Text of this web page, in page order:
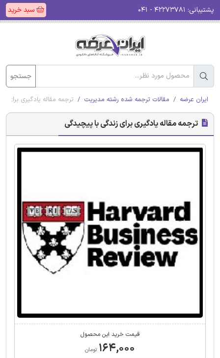
پشتیبانی: سبد خرید
جستجو
ایران عرضه مقالات ترجمه شده رشته مدیریت ترجمه مقاله یادگیری برای
ترجمه مقاله یادگیری برای زندگی با پیچیدگی‌
قیمت خرید این محصول
۱۶۴,۰۰۰ تومان